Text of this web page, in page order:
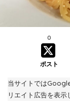
ポスト
0
当サイトでは
リエイト広告を表示